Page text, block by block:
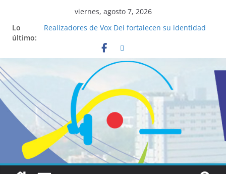
viernes, agosto 7, 2026
Lo
último:
Realizadores de Vox Dei fortalecen su identidad
La ciencia desvela los 5 secretos que tiene
fácilmente un católico para convertirse en
“Superancianos”
Pop Up Market atrae a cientos de visitantes y
dinamiza la economía local
Salud mental a la mesa: la importancia de
hablarlo en familia
Lo que tienen en común la nueva Película Toy
Story 5 y el Papa León XIV